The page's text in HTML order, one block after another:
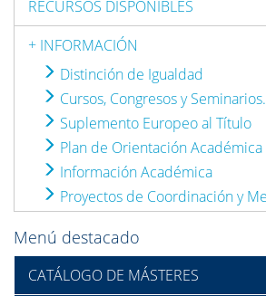
RECURSOS DISPONIBLES
+ INFORMACIÓN
Distinción de Igualdad
Cursos, Congresos y Seminarios.
Suplemento Europeo al Título
Plan de Orientación
Información Académica
Proyectos de Coordinación y
Menú destacado
CATÁLOGO DE MÁSTERES